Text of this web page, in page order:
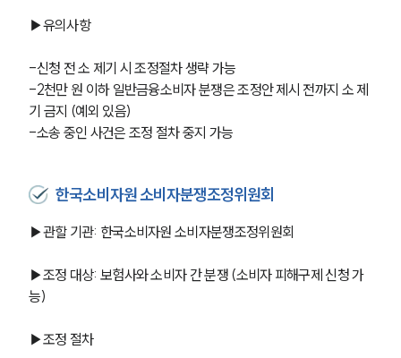
▶유의사항
-신청 전 소 제기 시 조정절차 생략 가능
-2천만 원 이하 일반금융소비자 분쟁은 조정안 제시 전까지 소 제
기 금지 (예외 있음)
-소송 중인 사건은 조정 절차 중지 가능
한국소비자원 소비자분쟁조정위원회
▶관할 기관: 한국소비자원 소비자분쟁조정위원회
▶조정 대상: 보험사와 소비자 간 분쟁 (소비자 피해구제 신청 가
능)
▶조정 절차